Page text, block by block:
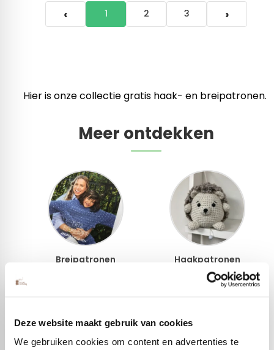
Deze website maakt gebruik van cookies
We gebruiken cookies om content en advertenties te
‹ 1 2 3 ›
Hier is onze collectie gratis haak- en breipatronen.
Meer ontdekken
Breipatronen Haakpatronen